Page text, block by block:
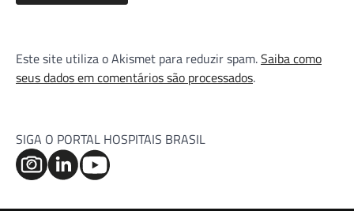
Este site utiliza o Akismet para reduzir spam.Saiba como
seus dados em comentários são processados.
SIGA O PORTAL HOSPITAIS BRASIL